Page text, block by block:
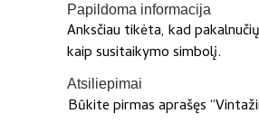
Papildoma informacija
Anksčiau tikėta, kad
kaip susitaikymo simbolį.
Atsiliepimai
Būkite pirmas aprašęs